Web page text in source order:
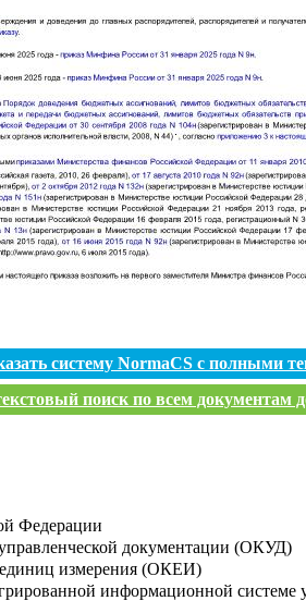
систему NormaCS с полными
поиск по всем документам
Федерации
документации (ОКУД)
измерения (ОКЕИ)
информационной